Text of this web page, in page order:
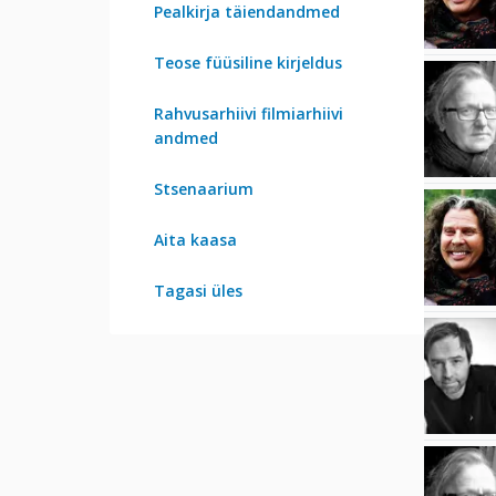
Pealkirja täiendandmed
Teose füüsiline kirjeldus
Rahvusarhiivi filmiarhiivi
andmed
Stsenaarium
Aita kaasa
Tagasi üles